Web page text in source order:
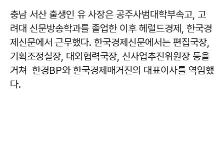
충남 서산 출생인 유 사장은 공주사범대학부속고, 고
려대 신문방송학과를 졸업한 이후 헤럴드경제, 한국경
제신문에서 근무했다. 한국경제신문에서는 편집국장,
기획조정실장, 대외협력국장, 신사업추진위원장 등을
거쳐 한경BP와 한국경제매거진의 대표이사를 역임했
다.